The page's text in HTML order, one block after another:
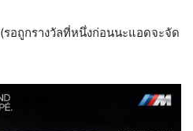
(รอถูกรางวัลที่หนึ่งก่อนนะแอดจะจัด